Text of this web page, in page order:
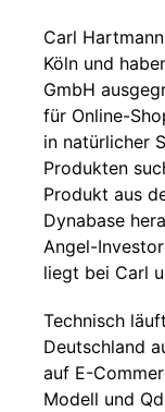
Carl
Köln und
GmbH
für Online-
in natürlicher
Produkten
Produkt aus
Dynabase
Angel-
liegt bei Carl
Technisch
Deutschland
auf E-
Modell und